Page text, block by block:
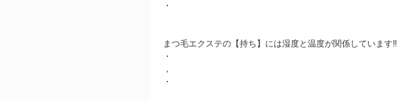
・
まつ毛エクステの【持ち】には湿度と温度が関係しています‼️
・
，
・